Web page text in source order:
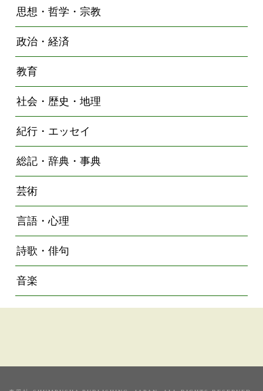
思想・哲学・宗教
政治・経済
教育
社会・歴史・地理
紀行・エッセイ
総記・辞典・事典
芸術
言語・心理
詩歌・俳句
音楽